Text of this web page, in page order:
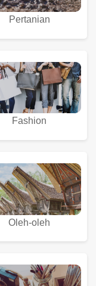
Pertanian
Fashion
Oleh-oleh